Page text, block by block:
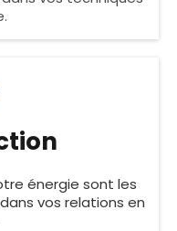
énergie sont les
vos relations en